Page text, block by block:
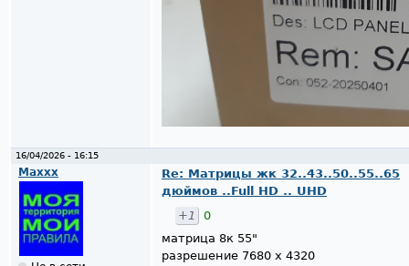
16/04/2026 - 16:15
Maxxx
Re: Матрицы жк 32..43..50..55..65
дюймов ..Full HD .. UHD
+1
0
матрица 8к 55"
разрешение 7680 x 4320